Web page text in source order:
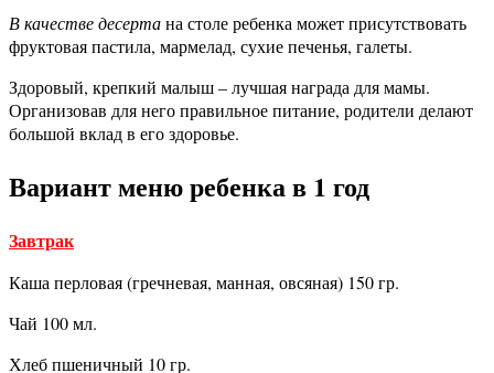
В качестве десертана столе ребенка может присутствовать
фруктовая пастила, мармелад, сухие печенья, галеты.
Здоровый, крепкий малыш – лучшая награда для мамы.
Организовав для него правильное питание, родители делают
большой вклад в его здоровье.
Вариант меню ребенка в 1 год
Завтрак
Каша перловая (гречневая, манная, овсяная) 150 гр.
Чай 100 мл.
Хлеб пшеничный 10 гр.